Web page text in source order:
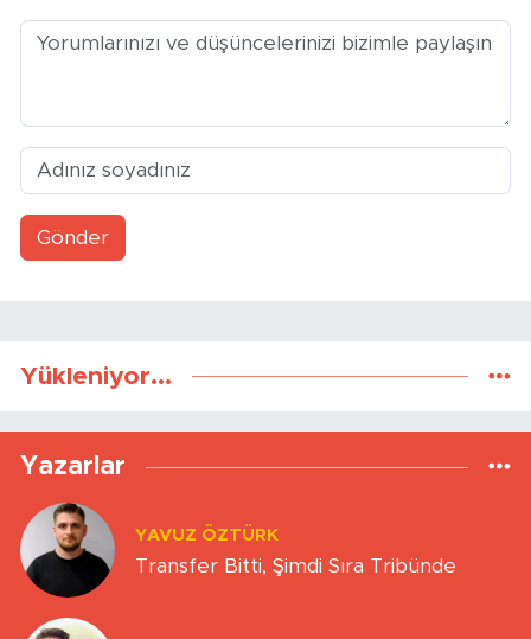
Gönder
Yükleniyor...
Yazarlar
YAVUZ ÖZTÜRK
Transfer Bitti, Şimdi Sıra Tribünde